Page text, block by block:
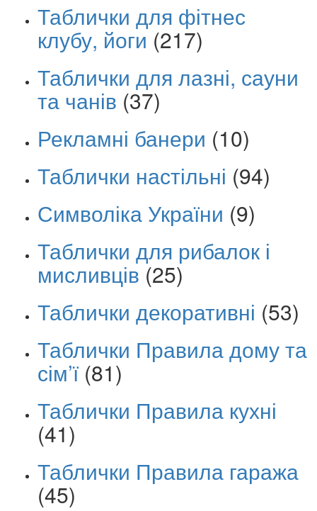
Таблички для фітнес
клубу, йоги (217)
Таблички для лазні, сауни
та чанів (37)
Рекламні банери (10)
Таблички настільні (94)
Символіка України (9)
Таблички для рибалок і
мисливців (25)
Таблички декоративні (53)
Таблички Правила дому та
сім’ї (81)
Таблички Правила кухні
(41)
Таблички Правила гаража
(45)